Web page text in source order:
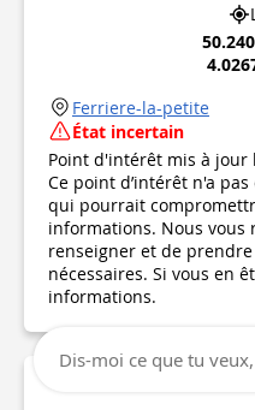
Ferriere-la-petite
État incertain
Point d'intérêt mis à jour
Ce point d’intérêt n'a
qui pourrait
informations. Nous vous
renseigner et de
nécessaires. Si vous en
informations.
Dis-moi ce que tu